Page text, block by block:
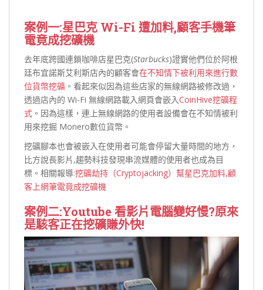
案例一:星巴克 Wi-Fi 遭加料,顧客手機筆
電竟成挖礦機
去年底跨國連鎖咖啡店星巴克(Starbucks)證實他們位於阿根
廷布宜諾斯艾利斯店內的顧客會在不知情下被利用來進行數
位貨幣挖礦 。看起來似因為這些店家的無線網路被修改過，
透過店內的 Wi-Fi 無線網路載入網頁會嵌入CoinHive挖礦程
式 。因為這樣，連上無線網路的使用者設備會在不知情被利
用來挖掘 Monero數位貨幣。
挖礦腳本也會被嵌入在使用者可能會停留大量時間的地方，
比方說長影片,趨勢科技發現串流媒體的使用者也成為目
標。相關報導:挖礦劫持（Cryptojacking）幫星巴克加料,顧
客上網筆電竟成挖礦機
案例二:Youtube 看影片電腦變好慢?原來
是駭客正在挖礦賺外快!